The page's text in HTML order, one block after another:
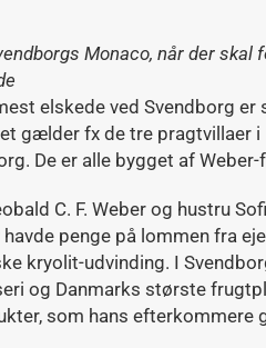
Monaco, når der
elskede ved Svendborg
gælder fx de tre pragtvillaer i
De er alle bygget af
C. F. Weber og hustru
havde penge på lommen fra
kryolit-udvinding. I
og Danmarks største
som hans efterkommere